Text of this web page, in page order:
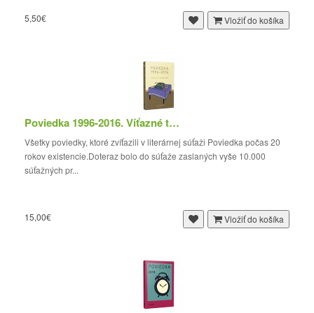
5,50€ Vložiť do košíka
Poviedka 1996-2016. Víťazné texty
Všetky poviedky, ktoré zvíťazili v literárnej súťaži Poviedka počas 20
rokov existencie.Doteraz bolo do súťaže zaslaných vyše 10.000
súťažných pr...
15,00€ Vložiť do košíka